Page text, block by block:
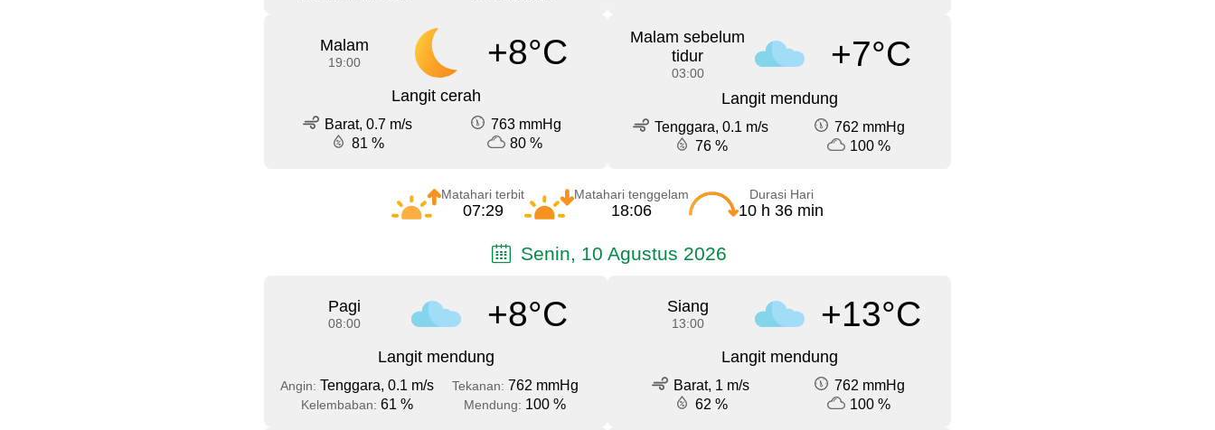
Malam
19:00 +8°C
Langit cerah
Barat, 0.7 m/s
763 mmHg
81 %
80 %
Malam sebelum
tidur
03:00 +7°C
Langit mendung
Tenggara, 0.1 m/s
762 mmHg
76 %
100 %
Matahari terbit
07:29
Matahari tenggelam
18:06
Durasi Hari
10 h 36 min
Senin, 10 Agustus 2026
Pagi
08:00 +8°C
Langit mendung
Angin: Tenggara, 0.1 m/s Tekanan: 762 mmHg
Kelembaban: 61 % Mendung: 100 %
Siang
13:00 +13°C
Langit mendung
Barat, 1 m/s
762 mmHg
62 %
100 %